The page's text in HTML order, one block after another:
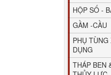
HỘP SỐ -
GẦM -CẦU
PHỤ TÙNG
DỤNG
THÁP BEN